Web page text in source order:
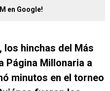
en Google!
los hinchas del Más
Página Millonaria a
minutos en el torneo